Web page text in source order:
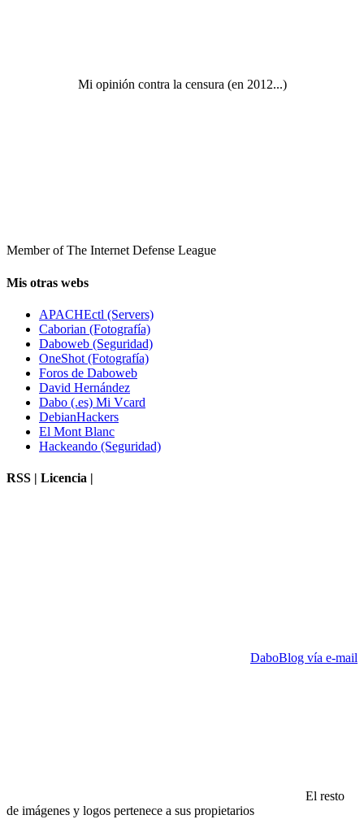
Mi opinión contra la censura (en 2012...)
Member of The Internet Defense League
Mis otras webs
APACHEctl (Servers)
Caborian (Fotografía)
Daboweb (Seguridad)
OneShot (Fotografía)
Foros de Daboweb
David Hernández
Dabo (.es) Mi Vcard
DebianHackers
El Mont Blanc
Hackeando (Seguridad)
RSS | Licencia |
DaboBlog vía e-mail
El resto
de imágenes y logos pertenece a sus propietarios